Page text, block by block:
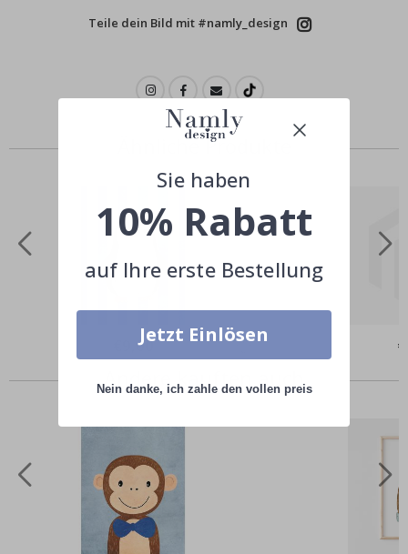
Teile dein Bild mit #namly_design
Ähnliche Produkte
Special
€9,00
Andere kauften auch
Sie haben
10% Rabatt
auf Ihre erste Bestellung
Jetzt Einlösen
Nein danke, ich zahle den vollen preis